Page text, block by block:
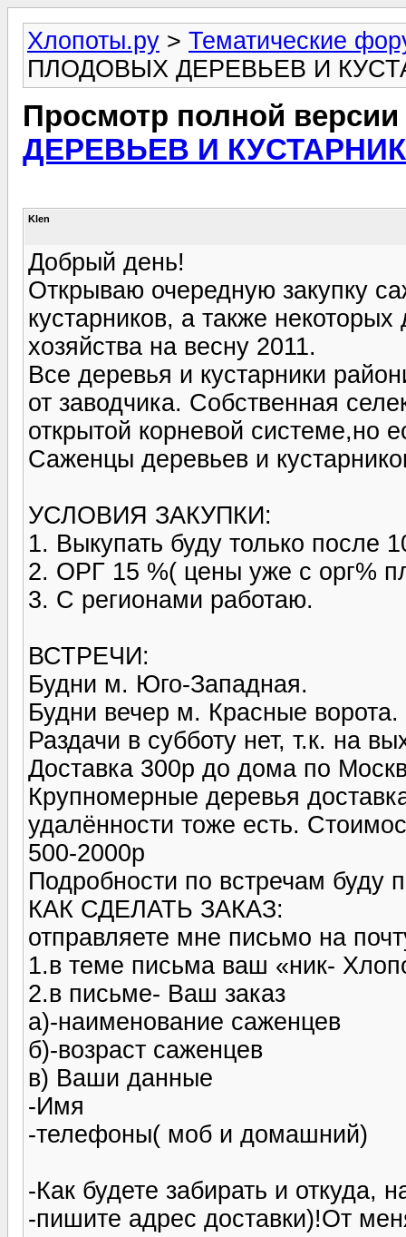
Хлопоты.ру > Тематические
ПЛОДОВЫХ ДЕРЕВЬЕВ И
Просмотр полной
ДЕРЕВЬЕВ И
Klen
Добрый день!
Открываю очередную закупку
кустарников, а также
хозяйства на весну 2011.
Все деревья и кустарники
от заводчика. Собственная
открытой корневой системе,но
Саженцы деревьев и
УСЛОВИЯ ЗАКУПКИ:
1. Выкупать буду только после
2. ОРГ 15 %( цены уже с орг%
3. С регионами работаю.
ВСТРЕЧИ:
Будни м. Юго-Западная.
Будни вечер м. Красные ворота.
Раздачи в субботу нет, т.к. на
Доставка 300р до дома по
Крупномерные деревья
удалённости тоже есть.
500-2000р
Подробности по встречам буду
КАК СДЕЛАТЬ ЗАКАЗ:
отправляете мне письмо на
1.в теме письма ваш «ник-
2.в письме- Ваш заказ
а)-наименование саженцев
б)-возраст саженцев
в) Ваши данные
-Имя
-телефоны( моб и домашний)
-Как будете забирать и откуда,
-пишите адрес доставки)!От